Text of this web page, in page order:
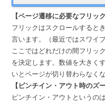
【ページ遷移に必要なフリック
フリックはスクロールすると
言います。（最近ではスワイプ
ここではどれだけの間フリッ
を決定します。数値を大きく
いとページが切り替わらなくな
【ピンチイン・アウト時のズ
ピンチイン・アウトというの